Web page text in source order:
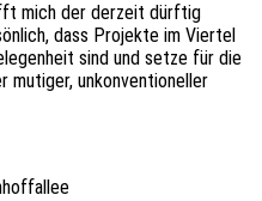
mich der derzeit dürftig
dass Projekte im Viertel
sind und setze für die
mutiger, unkonventioneller